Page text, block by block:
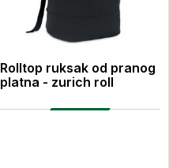
Rolltop ruksak od pranog
platna - zurich roll